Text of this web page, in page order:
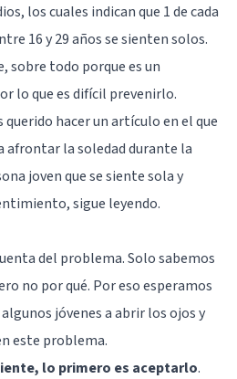
los cuales indican que 1 de cada
16 y 29 años se sienten solos.
sobre todo porque es un
lo que es difícil prevenirlo.
hacer un artículo en el que
afrontar la soledad durante la
joven que se siente sola y
sigue leyendo.
del problema. Solo sabemos
no por qué. Por eso esperamos
jóvenes a abrir los ojos y
este problema.
lo primero es aceptarlo.